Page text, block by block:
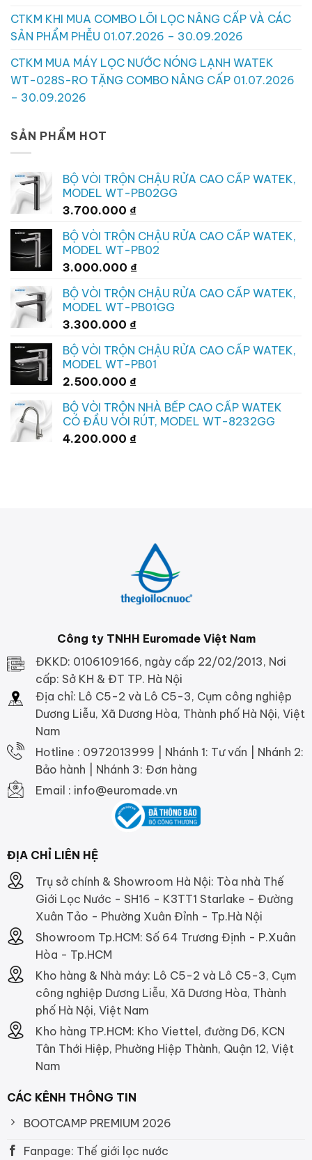
CTKM KHI MUA COMBO LÕI LỌC NÂNG CẤP VÀ CÁC
SẢN PHẨM PHỄU 01.07.2026 – 30.09.2026
CTKM MUA MÁY LỌC NƯỚC NÓNG LẠNH WATEK
WT-028S-RO TẶNG COMBO NÂNG CẤP 01.07.2026
– 30.09.2026
SẢN PHẨM HOT
BỘ VÒI TRỘN CHẬU RỬA CAO CẤP WATEK,
MODEL WT-PB02GG
3.700.000 ₫
BỘ VÒI TRỘN CHẬU RỬA CAO CẤP WATEK,
MODEL WT-PB02
3.000.000 ₫
BỘ VÒI TRỘN CHẬU RỬA CAO CẤP WATEK,
MODEL WT-PB01GG
3.300.000 ₫
BỘ VÒI TRỘN CHẬU RỬA CAO CẤP WATEK,
MODEL WT-PB01
2.500.000 ₫
BỘ VÒI TRỘN NHÀ BẾP CAO CẤP WATEK
CÓ ĐẦU VÒI RÚT, MODEL WT-8232GG
4.200.000 ₫
Công ty TNHH Euromade Việt Nam
ĐKKD: 0106109166, ngày cấp 22/02/2013, Nơi
cấp: Sở KH & ĐT TP. Hà Nội
Địa chỉ: Lô C5-2 và Lô C5-3, Cụm công nghiệp
Dương Liễu, Xã Dương Hòa, Thành phố Hà Nội, Việt
Nam
Hotline : 0972013999 | Nhánh 1: Tư vấn | Nhánh 2:
Bảo hành | Nhánh 3: Đơn hàng
Email : info@euromade.vn
ĐỊA CHỈ LIÊN HỆ
Trụ sở chính & Showroom Hà Nội: Tòa nhà Thế
Giới Lọc Nước - SH16 - K3TT1 Starlake - Đường
Xuân Tảo - Phường Xuân Đỉnh - Tp.Hà Nội
Showroom Tp.HCM: Số 64 Trương Định - P.Xuân
Hòa - Tp.HCM
Kho hàng & Nhà máy: Lô C5-2 và Lô C5-3, Cụm
công nghiệp Dương Liễu, Xã Dương Hòa, Thành
phố Hà Nội, Việt Nam
Kho hàng TP.HCM: Kho Viettel, đường D6, KCN
Tân Thới Hiệp, Phường Hiệp Thành, Quận 12, Việt
Nam
CÁC KÊNH THÔNG TIN
BOOTCAMP PREMIUM 2026
Fanpage: Thế giới lọc nước